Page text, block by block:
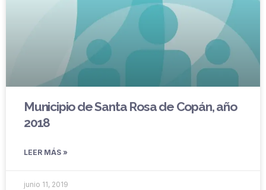
Municipio de Santa Rosa de Copán, año
2018
LEER MÁS »
junio 11, 2019